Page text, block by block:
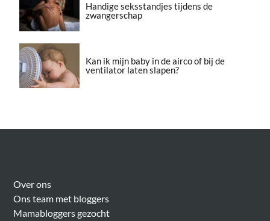
Handige seksstandjes tijdens de
zwangerschap
Kan ik mijn baby in de airco of bij de
ventilator laten slapen?
Over ons
Ons team met bloggers
Mamabloggers gezocht